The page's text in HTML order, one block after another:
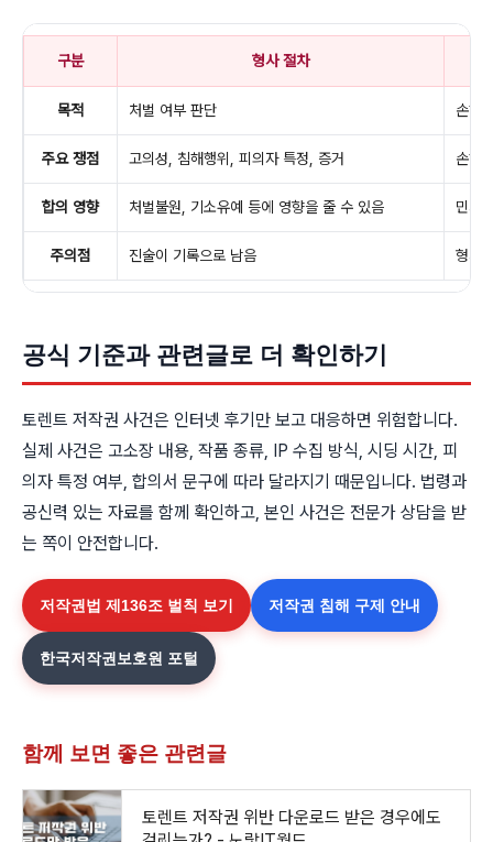
구분 형사 절차
목적 처벌 여부 판단 손해
주요 쟁점 고의성, 침해행위, 피의자 특정, 증거 손해
합의 영향 처벌불원, 기소유예 등에 영향을 줄 수 있음 민사
주의점 진술이 기록으로 남음 형사
공식 기준과 관련글로 더 확인하기
토렌트 저작권 사건은 인터넷 후기만 보고 대응하면 위험합니다.
실제 사건은 고소장 내용, 작품 종류, IP 수집 방식, 시딩 시간, 피
의자 특정 여부, 합의서 문구에 따라 달라지기 때문입니다. 법령과
공신력 있는 자료를 함께 확인하고, 본인 사건은 전문가 상담을 받
는 쪽이 안전합니다.
저작권법 제136조 벌칙 보기 저작권 침해 구제 안내
한국저작권보호원 포털
함께 보면 좋은 관련글
토렌트 저작권 위반 다운로드 받은 경우에도